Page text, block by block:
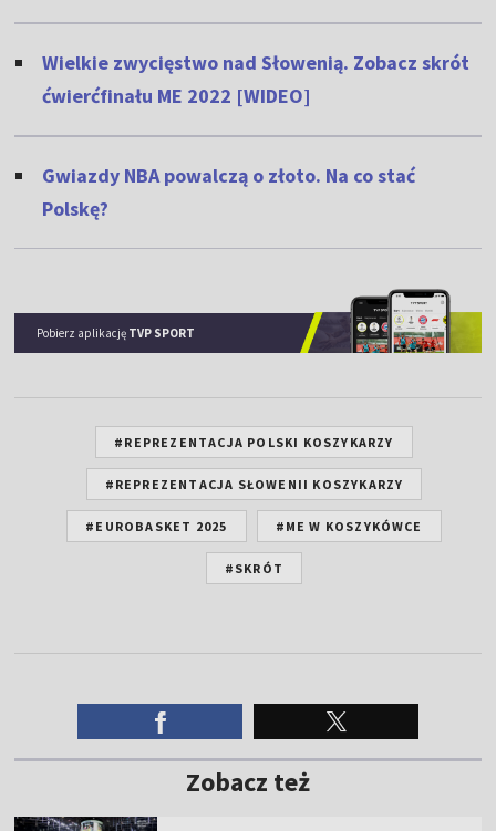
Wielkie zwycięstwo nad Słowenią. Zobacz skrót
ćwierćfinału ME 2022 [WIDEO]
Gwiazdy NBA powalczą o złoto. Na co stać
Polskę?
Pobierz aplikację TVP SPORT
#REPREZENTACJA POLSKI KOSZYKARZY
#REPREZENTACJA SŁOWENII KOSZYKARZY
#EUROBASKET 2025 #ME W KOSZYKÓWCE
#SKRÓT
Zobacz też